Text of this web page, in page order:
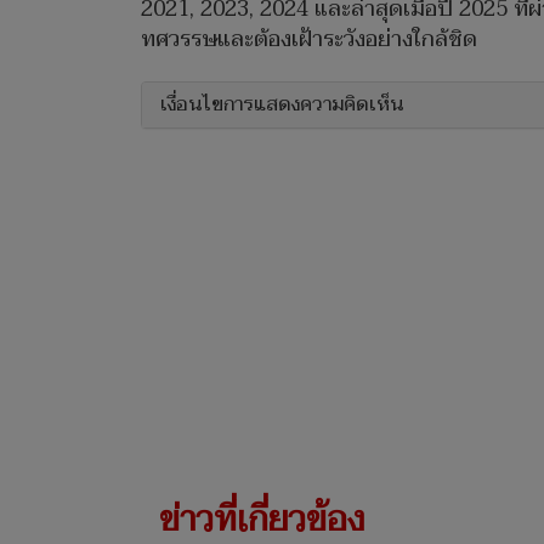
2021, 2023, 2024 และล่าสุดเมื่อปี 2025
ทศวรรษและต้องเฝ้าระวังอย่างใกล้ชิด
เงื่อนไขการแสดงความคิดเห็น
ข่าวที่เกี่ยวข้อง